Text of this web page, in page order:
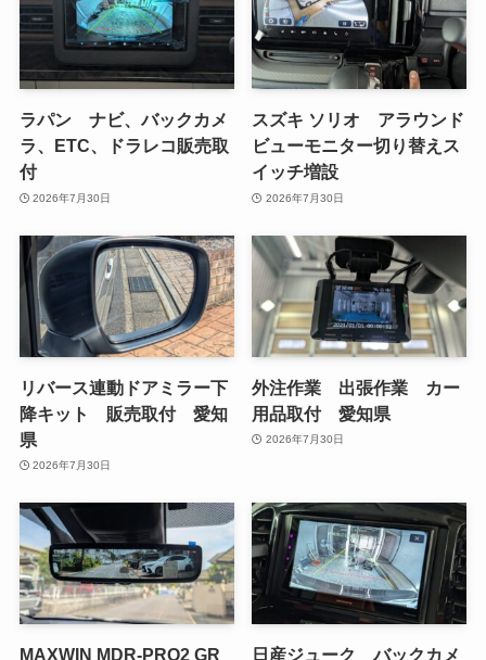
ラパン ナビ、バックカメ
ラ、ETC、ドラレコ販売取
付
2026年7月30日
スズキ ソリオ アラウンド
ビューモニター切り替えス
イッチ増設
2026年7月30日
リバース連動ドアミラー下
降キット 販売取付 愛知
県
2026年7月30日
外注作業 出張作業 カー
用品取付 愛知県
2026年7月30日
MAXWIN MDR-PRO2 GR 日産ジューク バックカメ